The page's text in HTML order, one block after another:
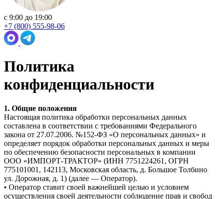
с 9:00 до 19:00
+7 (800) 555-98-06
Политика
конфиденциальности
1. Общие положения
Настоящая политика обработки персональных данных
составлена в соответствии с требованиями Федерального
закона от 27.07.2006. №152-ФЗ «О персональных данных» и
определяет порядок обработки персональных данных и меры
по обеспечению безопасности персональных в компании
ООО «ИМПОРТ-ТРАКТОР» (ИНН 7751224261, ОГРН
775101001, 142113, Московская область, д. Большое Толбино
ул. Дорожная, д. 1) (далее — Оператор).
• Оператор ставит своей важнейшей целью и условием
осуществления своей деятельности соблюдение прав и свобод